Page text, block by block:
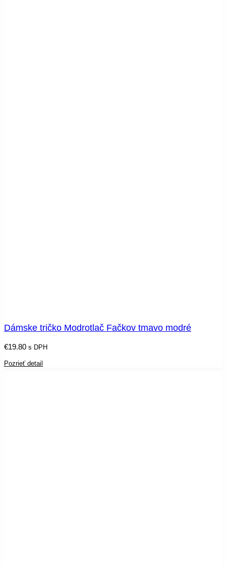
Dámske tričko Modrotlač Fačkov tmavo modré
€19.80 s DPH
Pozrieť detail